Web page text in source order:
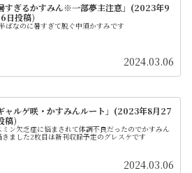
暑すぎるかすみん※一部夢主注意」(2023年9
日投稿)
ばなのに暑すぎて脱ぐ中須かすみです
2024.03.06
ギャルゲ咲・かすみんルート」(2023年8月27
稿)
ミン欠乏症に悩まされて体調不良だったのでかすみん
きました2枚目は新刊収録予定のグレスケです
2024.03.06